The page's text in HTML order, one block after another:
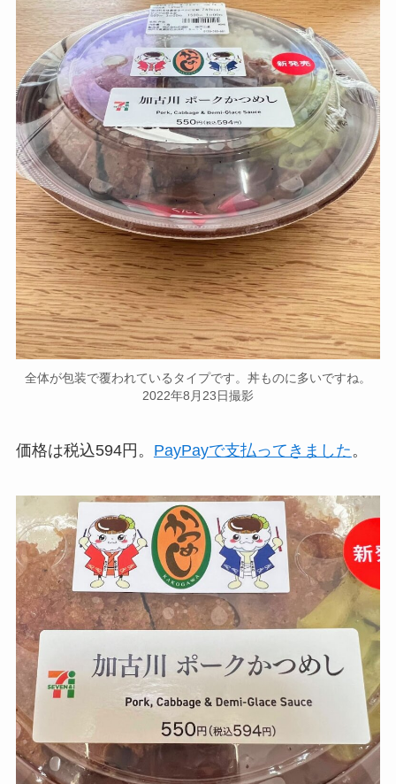
全体が包装で覆われているタイプです。丼ものに多いですね。
2022年8月23日撮影
価格は税込594円。 PayPayで支払ってきました 。